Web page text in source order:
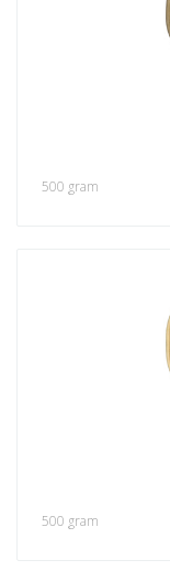
500 gram
500 gram